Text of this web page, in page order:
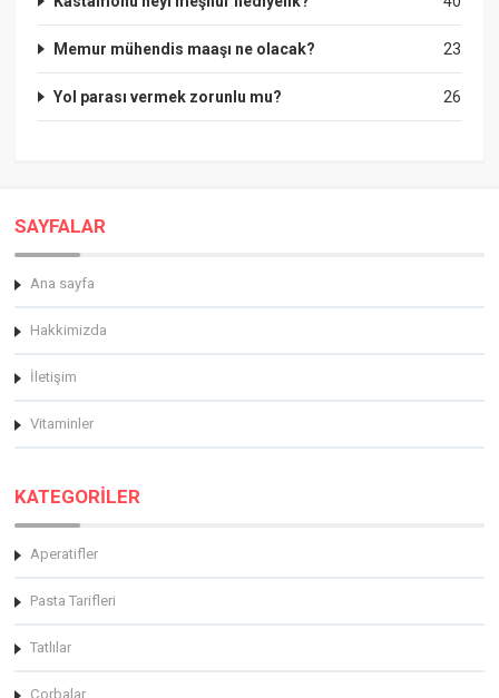
23
Memur mühendis maaşı ne olacak?
26
Yol parası vermek zorunlu mu?
SAYFALAR
Ana sayfa
Hakkimizda
İletişim
Vitaminler
KATEGORİLER
Aperatifler
Pasta Tarifleri
Tatlılar
Çorbalar